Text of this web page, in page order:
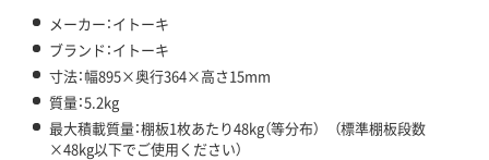
メーカー：イトーキ
ブランド：イトーキ
寸法：幅895×奥行364×高さ15mm
質量：5.2kg
最大積載質量：棚板1枚あたり48kg（等分布） （標準棚板段数
×48kg以下でご使用ください）